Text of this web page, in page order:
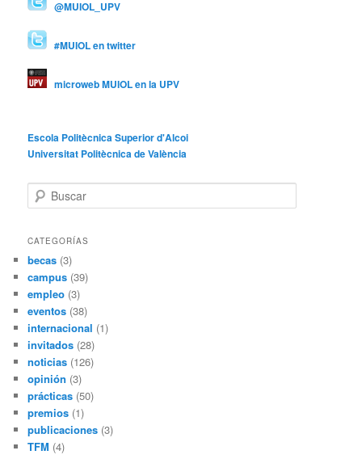
@MUIOL_UPV
#MUIOL en twitter
microweb MUIOL en la UPV
Escola Politècnica Superior d'Alcoi
Universitat Politècnica de València
u
c
r
CATEGORÍAS
becas (3)
campus (39)
empleo (3)
eventos (38)
internacional (1)
invitados (28)
noticias (126)
opinión (3)
prácticas (50)
premios (1)
publicaciones (3)
TFM (4)